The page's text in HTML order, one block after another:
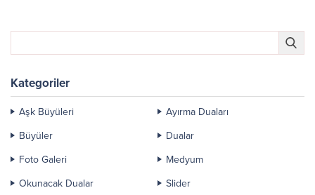
Kategoriler
Aşk Büyüleri
Ayırma Duaları
Büyüler
Dualar
Foto Galeri
Medyum
Okunacak Dualar
Slider